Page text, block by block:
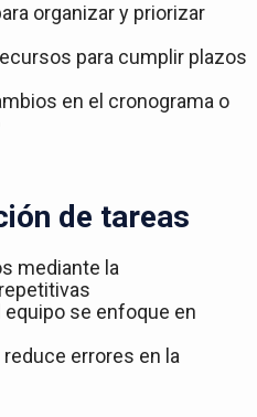
organizar y priorizar
para cumplir plazos
en el cronograma o
de tareas
mediante la
equipo se enfoque en
errores en la